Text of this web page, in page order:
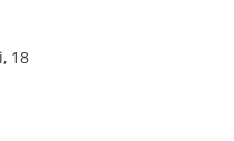
18